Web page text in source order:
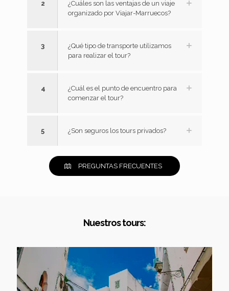
2
¿Cuáles son las ventajas de un viaje
organizado por Viajar-Marruecos?
3
¿Qué tipo de transporte utilizamos
para realizar el tour?
4
¿Cuál es el punto de encuentro para
comenzar el tour?
5 ¿Son seguros los tours privados?
PREGUNTAS FRECUENTES
Nuestros tours: